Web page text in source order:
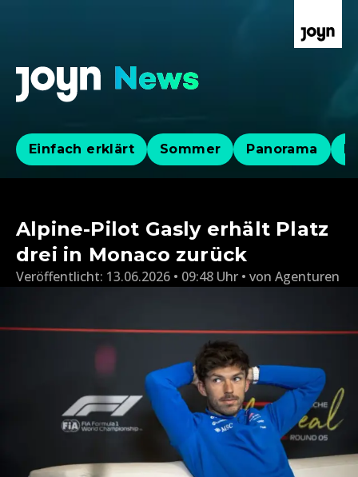
Einfach erklärt Sommer Panorama
Alpine-Pilot Gasly erhält Platz
drei in Monaco zurück
Veröffentlicht: 13.06.2026 • 09:48 Uhr von Agenturen